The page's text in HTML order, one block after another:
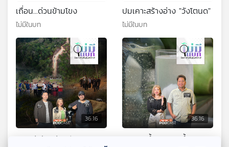
เถื่อน...ด่วนข้ามโขง
ไม่มีในบท
ปมเคาะสร้างอ่าง "วังโตนด"
ไม่มีในบท
36:16
ถนนผ่าป่าแม่สะเรียง
36:16
ปลอม...น้ำมะพร้าวน้ำหอม